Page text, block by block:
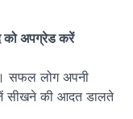
अपग्रेड करें
सफल लोग अपनी
सीखने की आदत डालते